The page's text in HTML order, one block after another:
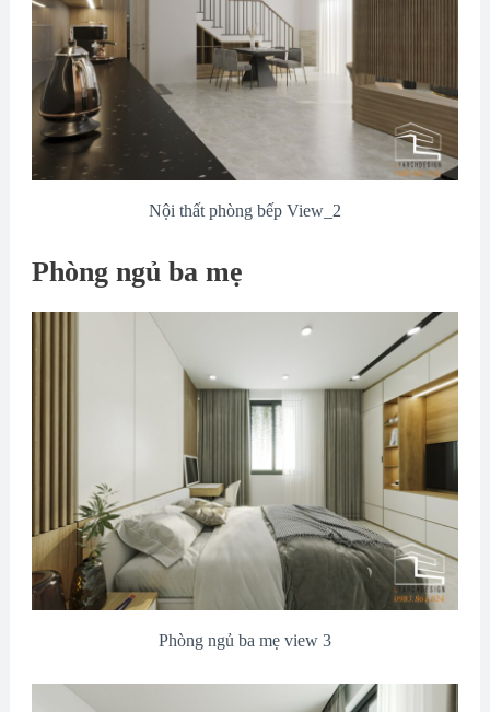
Nội thất phòng bếp View_2
Phòng ngủ ba mẹ
Phòng ngủ ba mẹ view 3